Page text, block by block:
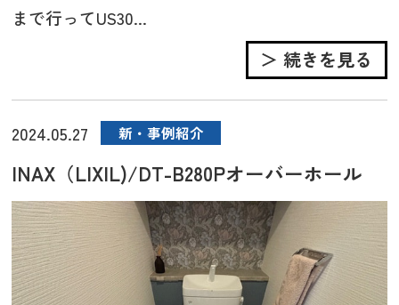
まで行ってUS30...
＞ 続きを見る
2024.05.27 新・事例紹介
INAX（LIXIL)/DT-B280Pオーバーホール